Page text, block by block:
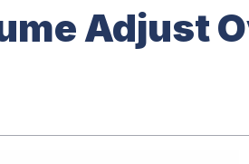
Adjust